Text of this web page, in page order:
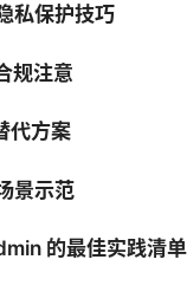
私保护技巧
规注意
代方案
景示范
的最佳实践清单